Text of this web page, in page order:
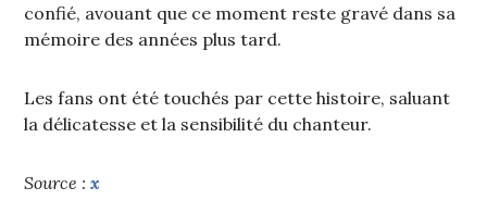
confié, avouant que ce moment reste gravé dans sa
mémoire des années plus tard.
Les fans ont été touchés par cette histoire, saluant
la délicatesse et la sensibilité du chanteur.
Source :x